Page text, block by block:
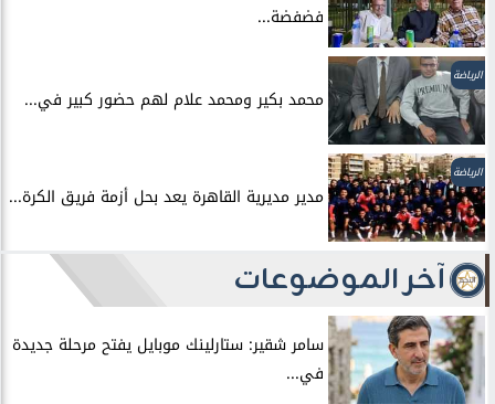
فضفضة...
الرياضة
محمد بكير ومحمد علام لهم حضور كبير في...
الرياضة
مدير مديرية القاهرة يعد بحل أزمة فريق الكرة...
آخر الموضوعات
سامر شقير: ستارلينك موبايل يفتح مرحلة جديدة
في...